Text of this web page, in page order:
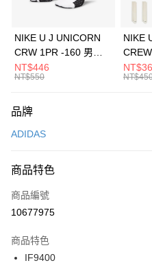
上海商業儲蓄銀行
元大商業銀行
台灣樂天信用卡公司
Apple Pay
全盈+PAY
AFTEE先享後付
【關於「AFTEE先享後付」】
便利好安心！
３．安心：先確認商品／服務後，再
【「AFTEE先享後付」結帳流程】
１．於結帳方式選擇「AFTEE先享後
２．訂單成立數日內，您將收到繳費
３．收到繳費通知簡訊後14天內，點
ATM／網路銀行／等多元方式進行付
運送方式
每筆NT$100，滿NT$1,500(含以
宅配
每筆NT$100，滿NT$1,500(含以
付款後門市自取
每筆NT$100，滿NT$1,500(含以
NIKE U J UNICORN
CRW 1PR -160 男女
中統襪 FZ3393100
NT$446
NT$550
NIKE
品牌
ADIDAS
商品特色
商品編號
10677975
商品特色
IF9400